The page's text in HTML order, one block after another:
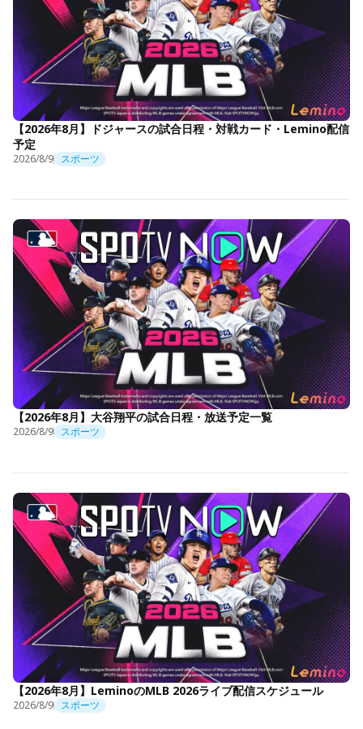
【2026年8月】ドジャースの試合日程・対戦カード・Lemino配信
予定
2026/8/9 スポーツ
【2026年8月】大谷翔平の試合日程・放送予定一覧
2026/8/9 スポーツ
【2026年8月】LeminoのMLB 2026ライブ配信スケジュール
2026/8/9 スポーツ